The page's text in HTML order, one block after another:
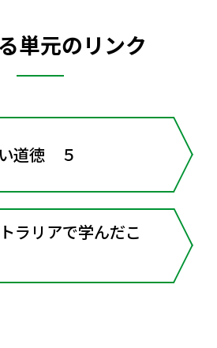
単元のリンク
道徳 ５
ラリアで学んだこ